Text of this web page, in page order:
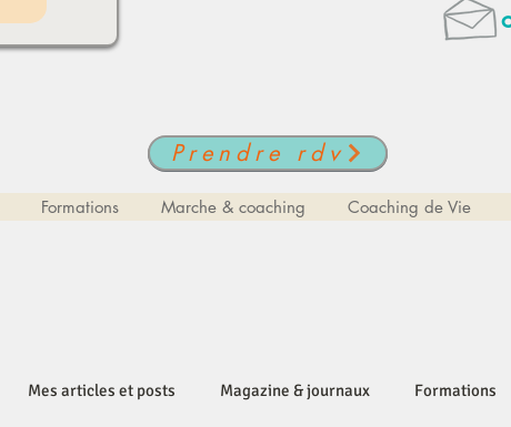
Prendre rdv
Formations Marche & coaching Coaching de Vie
Mes articles et posts Magazine & journaux Formations